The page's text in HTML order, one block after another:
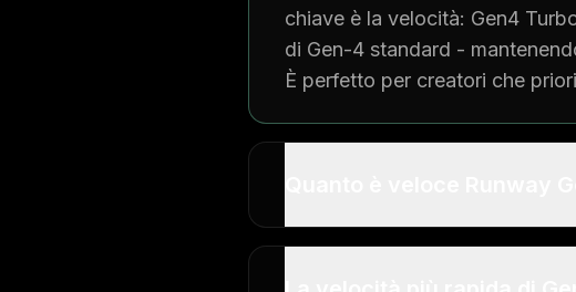
chiave è la velocità: Gen4
di Gen-4 standard -
È perfetto per creatori che